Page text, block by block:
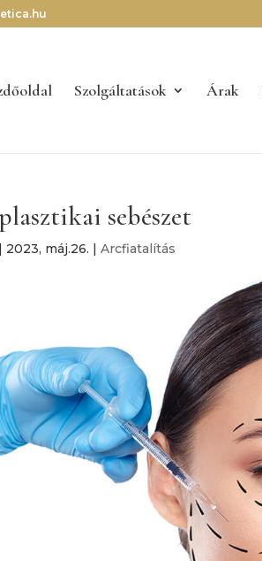
Szolgáltatások Árak
sebészet
| 2023, máj.26. |Arcfiatalítás